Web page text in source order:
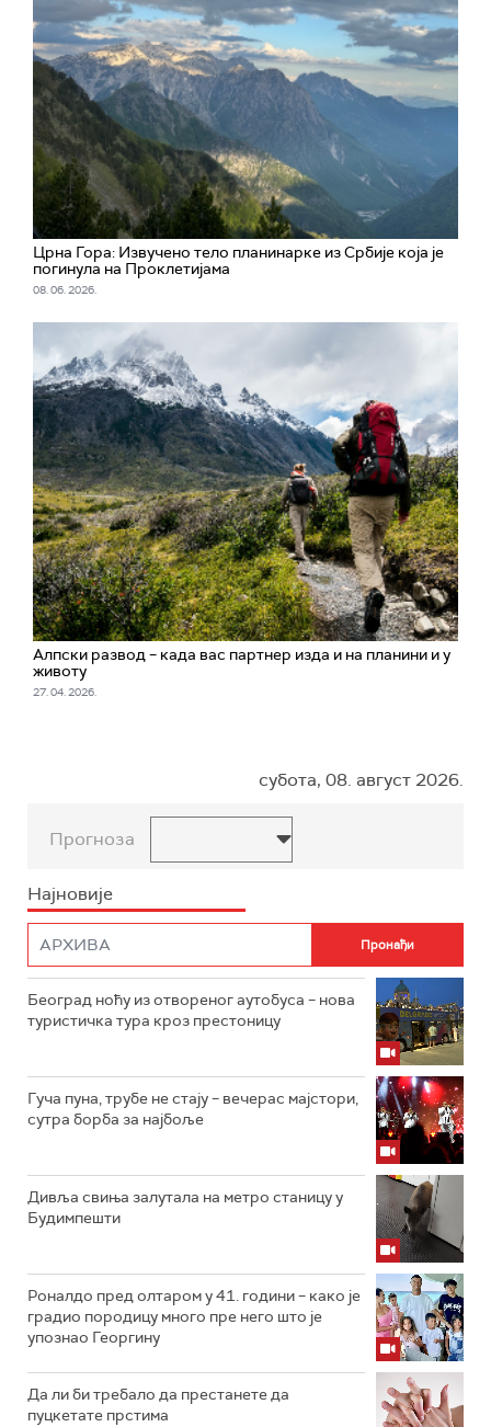
Црна Гора: Извучено тело планинарке из Србије која је
погинула на Проклетијама
08. 06. 2026.
Алпски развод – када вас партнер изда и на планини и у
животу
27. 04. 2026.
субота, 08. август 2026.
Прогноза
Најновије
Београд ноћу из отвореног аутобуса – нова
туристичка тура кроз престоницу
Гуча пуна, трубе не стају – вечерас мајстори,
сутра борба за најбоље
Дивља свиња залутала на метро станицу у
Будимпешти
Роналдо пред олтаром у 41. години – како је
градио породицу много пре него што је
упознао Георгину
Да ли би требало да престанете да
пуцкетате прстима